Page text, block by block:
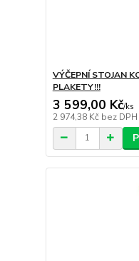
VÝČEPNÍ STOJAN
PLAKETY!!!
3 599,00 Kč/ks
2 974,38 Kč bez DPH